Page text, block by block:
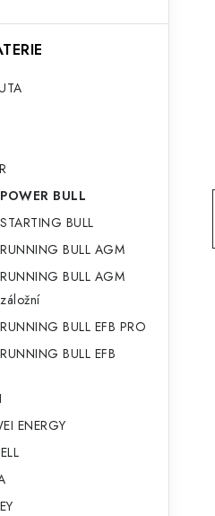
POWER BULL
STARTING BULL
RUNNING BULL AGM
RUNNING BULL AGM
záložní
RUNNING BULL EFB PRO
RUNNING BULL EFB
ENERGY